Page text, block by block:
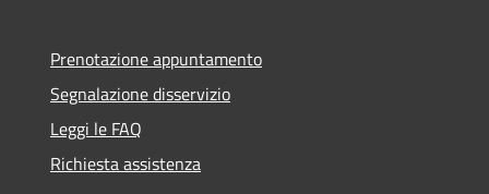
Prenotazione appuntamento
Segnalazione disservizio
Leggi le FAQ
Richiesta assistenza